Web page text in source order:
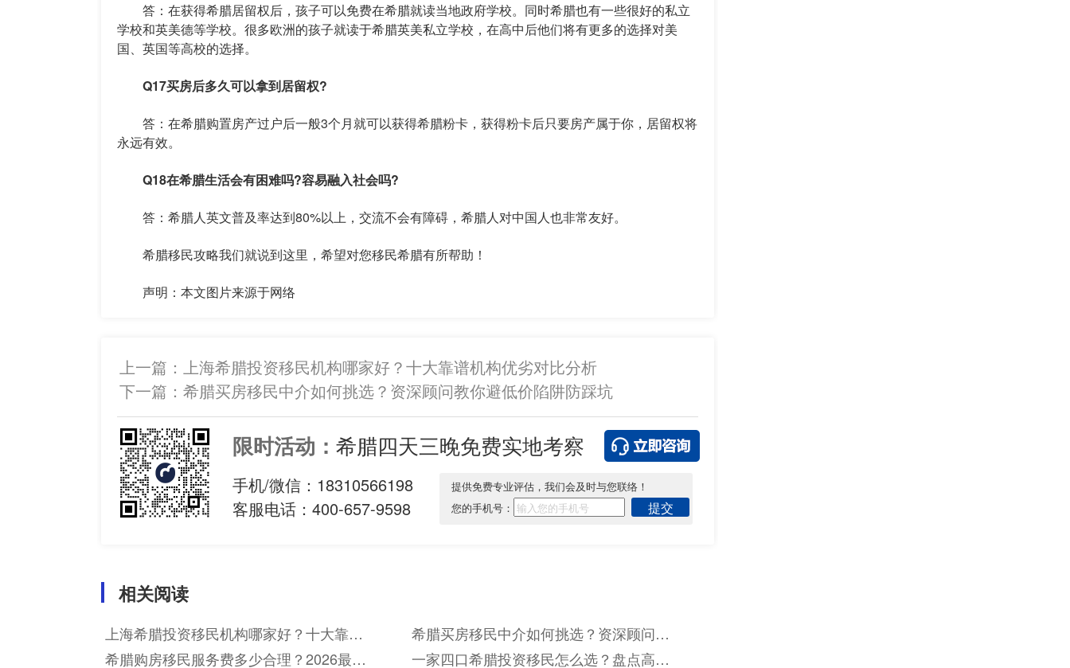
答：在获得希腊居留权后，孩子可以免费在希腊就读当地政府学校。同时希腊也有一些很好的私立
学校和英美德等学校。很多欧洲的孩子就读于希腊英美私立学校，在高中后他们将有更多的选择对美
国、英国等高校的选择。
Q17买房后多久可以拿到居留权?
答：在希腊购置房产过户后一般3个月就可以获得希腊粉卡，获得粉卡后只要房产属于你，居留权将
永远有效。
Q18在希腊生活会有困难吗?容易融入社会吗?
答：希腊人英文普及率达到80%以上，交流不会有障碍，希腊人对中国人也非常友好。
希腊移民攻略我们就说到这里，希望对您移民希腊有所帮助！
声明：本文图片来源于网络
上一篇： 上海希腊投资移民机构哪家好？十大靠谱机构优劣对比分析
下一篇： 希腊买房移民中介如何挑选？资深顾问教你避低价陷阱防踩坑
限时活动： 希腊四天三晚免费实地考察
手机/微信： 18310566198
客服电话：400-657-9598
提供免费专业评估，我们会及时与您联络！
您的手机号：
提交
相关阅读
上海希腊投资移民机构哪家好？十大靠谱
机构优劣对比分析
希腊买房移民中介如何挑选？资深顾问教
你避低价陷阱防踩坑
希腊购房移民服务费多少合理？2026最新 一家四口希腊投资移民怎么选？盘点高性